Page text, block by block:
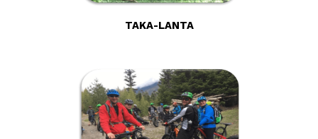
TAKA-LANTA